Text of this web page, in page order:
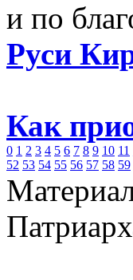
и по
Руси
Как
0 1 2 3 4 5 6 7 8 9 10 11
52 53 54 55 56 57 58 59